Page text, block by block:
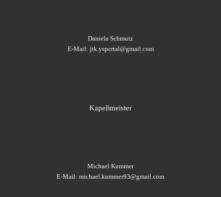
Daniela Schmutz
E-Mail: jtk.yspertal@gmail.com
Kapellmeister
Michael Kummer
E-Mail: michael.kummer93@gmail.com